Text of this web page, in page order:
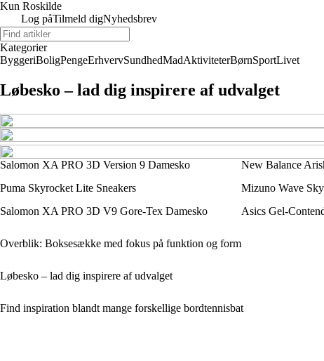
Kun Roskilde
Log påTilmeld digNyhedsbrev
Kategorier
ByggeriBoligPengeErhvervSundhedMadAktiviteterBørnSportLivet
Løbesko – lad dig inspirere af udvalget
Salomon XA PRO 3D Version 9 Damesko New Balance
Puma Skyrocket Lite Sneakers
Mizuno Wave
Salomon XA PRO 3D V9 Gore-Tex Damesko
Asics Gel-
Overblik: Boksesække med fokus på funktion og form
Løbesko – lad dig inspirere af udvalget
Find inspiration blandt mange forskellige bordtennisbat